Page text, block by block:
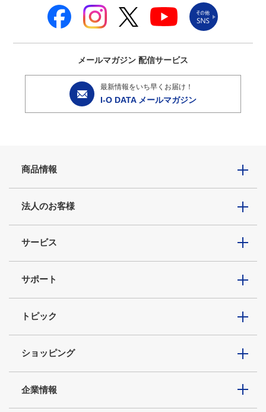
メールマガジン 配信サービス
最新情報をいち早くお届け！
I-O DATA メールマガジン
商品情報
法人のお客様
サービス
サポート
トピック
ショッピング
企業情報